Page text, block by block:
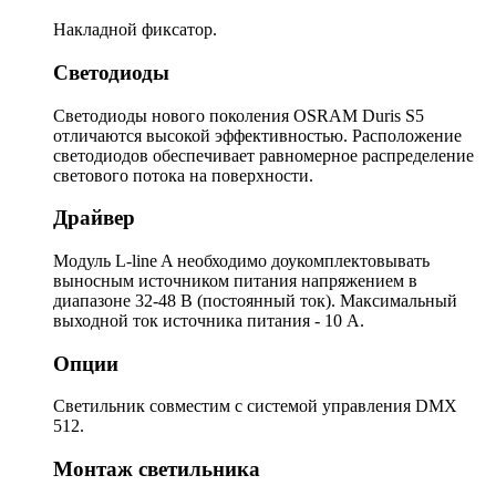
Накладной фиксатор.
Светодиоды
Светодиоды нового поколения OSRAM Duris S5
отличаются высокой эффективностью. Расположение
светодиодов обеспечивает равномерное распределение
светового потока на поверхности.
Драйвер
Модуль L-line A необходимо доукомплектовывать
выносным источником питания напряжением в
диапазоне 32-48 В (постоянный ток). Максимальный
выходной ток источника питания - 10 А.
Опции
Светильник совместим с системой управления DMX
512.
Монтаж светильника